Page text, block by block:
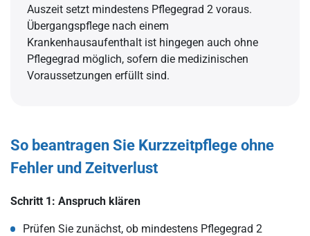
Auszeit setzt mindestens Pflegegrad 2 voraus.
Übergangspflege nach einem
Krankenhausaufenthalt ist hingegen auch ohne
Pflegegrad möglich, sofern die medizinischen
Voraussetzungen erfüllt sind.
So beantragen Sie Kurzzeitpflege ohne
Fehler und Zeitverlust
Schritt 1: Anspruch klären
Prüfen Sie zunächst, ob mindestens Pflegegrad 2